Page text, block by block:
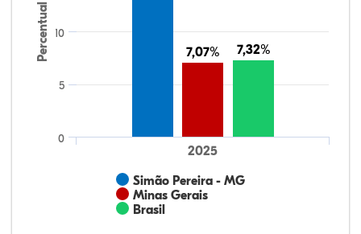
Percentual 7,07%
7,07% 7,32%
7,32%
Simão Pereira - MG
Minas Gerais
Brasil
2025
0
5
10